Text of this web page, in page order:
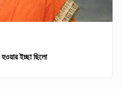
ইচ্ছা ছিলো